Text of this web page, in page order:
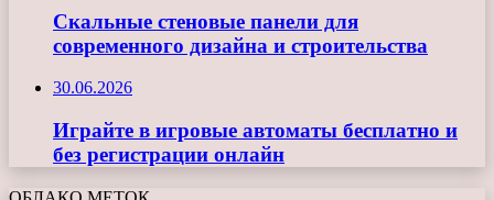
Скальные стеновые панели для
современного дизайна и строительства
30.06.2026
Играйте в игровые автоматы бесплатно и
без регистрации онлайн